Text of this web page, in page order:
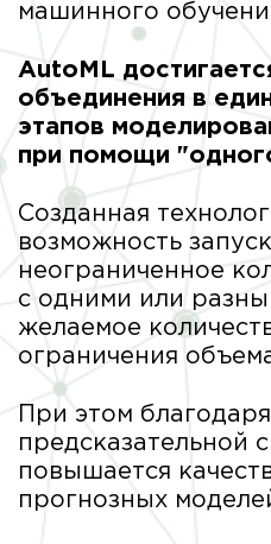
машинного
AutoML
объединения в
этапов
при помощи
Созданная
возможность
неограниченное
с одними или
желаемое
ограничения
При этом
предсказательной
повышается
прогнозных